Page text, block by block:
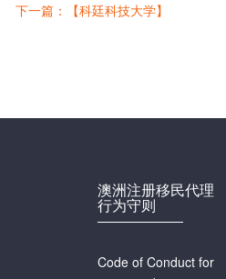
下一篇：【科廷科技大学】
澳洲注册移民代理
行为守则
Code of Conduct for